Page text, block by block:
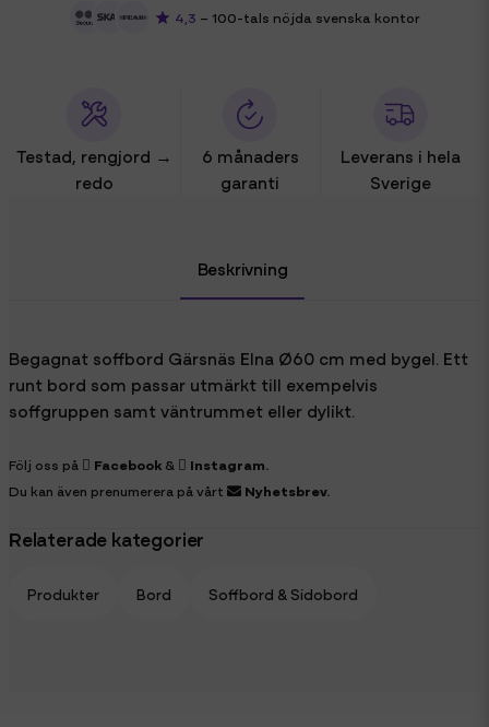
4,3 – 100-tals nöjda svenska kontor
Testad, rengjord →
redo
6 månaders
garanti
Leverans i hela
Sverige
Beskrivning
Begagnat soffbord Gärsnäs Elna Ø60 cm med bygel. Ett
runt bord som passar utmärkt till exempelvis
soffgruppen samt väntrummet eller dylikt.
Följ oss på Facebook & Instagram.
Du kan även prenumerera på vårt
Nyhetsbrev.
Relaterade kategorier
Produkter Bord Soffbord & Sidobord